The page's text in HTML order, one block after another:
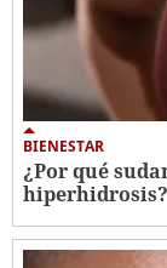
BIENESTAR
¿Por qué
hiperhidrosis?